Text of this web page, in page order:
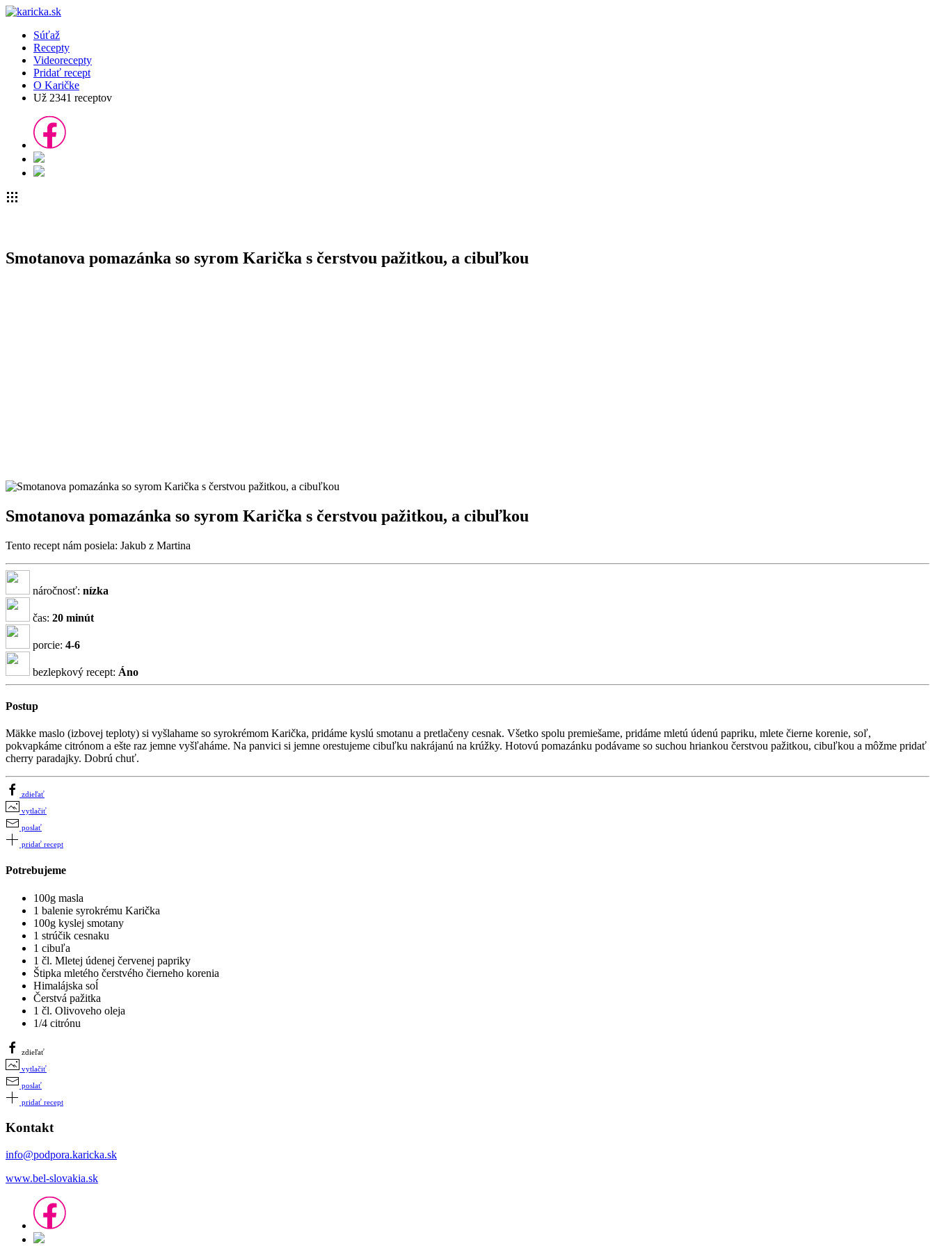
Súťaž
Recepty
Videorecepty
Pridať recept
O Karičke
Už 2341 receptov
Smotanova pomazánka so syrom Karička s čerstvou pažitkou, a cibuľkou
Smotanova pomazánka so syrom Karička s čerstvou pažitkou, a cibuľkou
Tento recept nám posiela: Jakub z Martina
náročnosť: nízka
čas: 20 minút
porcie: 4-6
bezlepkový recept: Áno
Postup
Mäkke maslo (izbovej teploty) si vyšlahame so syrokrémom Karička, pridáme kyslú smotanu a pretlačeny cesnak. Všetko spolu premiešame, pridáme mletú údenú papriku, mlete čierne korenie, soľ,
pokvapkáme citrónom a ešte raz jemne vyšľaháme. Na panvici si jemne orestujeme cibuľku nakrájanú na krúžky. Hotovú pomazánku podávame so suchou hriankou čerstvou pažitkou, cibuľkou a môžme pridať
cherry paradajky. Dobrú chuť.
zdieľať
vytlačiť
poslať
pridať recept
Potrebujeme
100g masla
1 balenie syrokrému Karička
100g kyslej smotany
1 strúčik cesnaku
1 cibuľa
1 čl. Mletej údenej červenej papriky
Štipka mletého čerstvého čierneho korenia
Himalájska soĺ
Čerstvá pažitka
1 čl. Olivoveho oleja
1/4 citrónu
zdieľať
vytlačiť
poslať
pridať recept
Kontakt
info@podpora.karicka.sk
www.bel-slovakia.sk